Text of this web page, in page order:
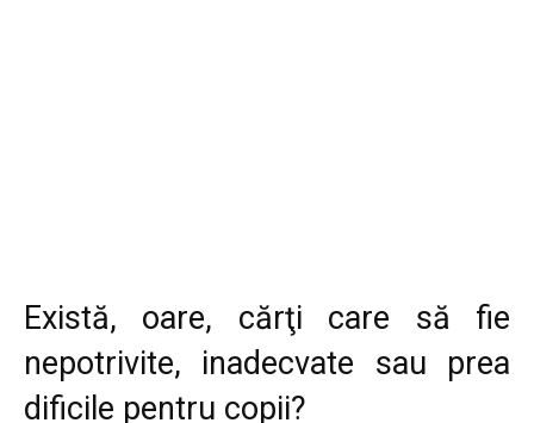
Există, oare, cărţi care să fie
nepotrivite, inadecvate sau prea
dificile pentru copii?